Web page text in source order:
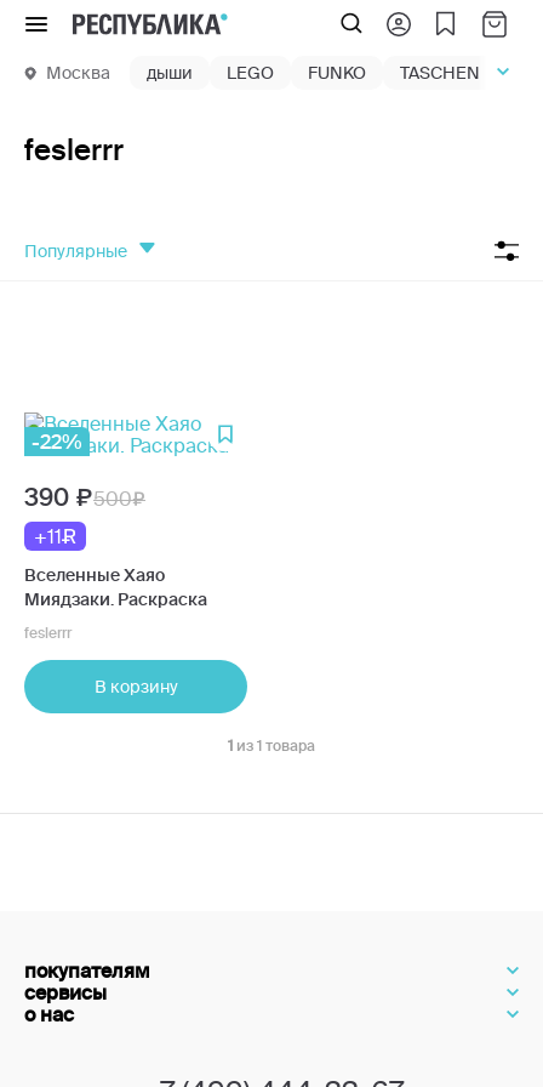
Меню
Москва дыши LEGO FUNKO TASCHEN
feslerrr
популярные
-22%
390
500
+11
Вселенные Хаяо
Миядзаки. Раскраска
feslerrr
В корзину
1 из 1 товара
покупателям
сервисы
о нас